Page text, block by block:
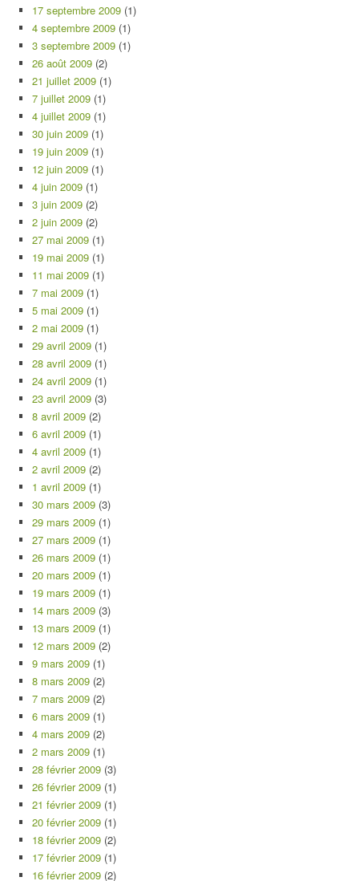
17 septembre 2009 (1)
4 septembre 2009 (1)
3 septembre 2009 (1)
26 août 2009 (2)
21 juillet 2009 (1)
7 juillet 2009 (1)
4 juillet 2009 (1)
30 juin 2009 (1)
19 juin 2009 (1)
12 juin 2009 (1)
4 juin 2009 (1)
3 juin 2009 (2)
2 juin 2009 (2)
27 mai 2009 (1)
19 mai 2009 (1)
11 mai 2009 (1)
7 mai 2009 (1)
5 mai 2009 (1)
2 mai 2009 (1)
29 avril 2009 (1)
28 avril 2009 (1)
24 avril 2009 (1)
23 avril 2009 (3)
8 avril 2009 (2)
6 avril 2009 (1)
4 avril 2009 (1)
2 avril 2009 (2)
1 avril 2009 (1)
30 mars 2009 (3)
29 mars 2009 (1)
27 mars 2009 (1)
26 mars 2009 (1)
20 mars 2009 (1)
19 mars 2009 (1)
14 mars 2009 (3)
13 mars 2009 (1)
12 mars 2009 (2)
9 mars 2009 (1)
8 mars 2009 (2)
7 mars 2009 (2)
6 mars 2009 (1)
4 mars 2009 (2)
2 mars 2009 (1)
28 février 2009 (3)
26 février 2009 (1)
21 février 2009 (1)
20 février 2009 (1)
18 février 2009 (2)
17 février 2009 (1)
16 février 2009 (2)